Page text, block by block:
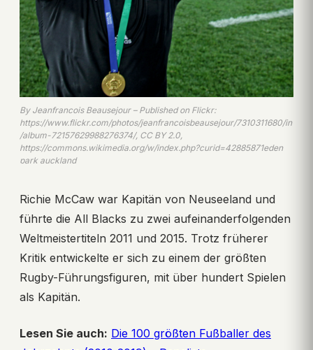
By Jeanfrancois Beausejour – Published on Flickr:
https://www.flickr.com/photos/jeanfrancoisbeausejour/7310311680/in
/album-72157629988276374/, CC BY 2.0,
https://commons.wikimedia.org/w/index.php?curid=42885871eden
park auckland
Richie McCaw war Kapitän von Neuseeland und
führte die All Blacks zu zwei aufeinanderfolgenden
Weltmeistertiteln 2011 und 2015. Trotz früherer
Kritik entwickelte er sich zu einem der größten
Rugby-Führungsfiguren, mit über hundert Spielen
als Kapitän.
Lesen Sie auch: Die 100 größten Fußballer des